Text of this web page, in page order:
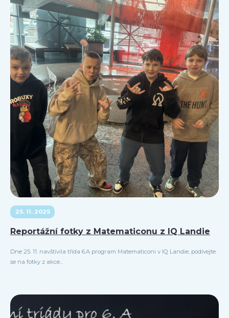
25. 11. 2025
Reportážní fotky z Matematiconu z IQ Landie
Dne 25. 11. navštívila třída 6.A program Matematiconi v IQ Landie, podívejte
se na fotky z akce...